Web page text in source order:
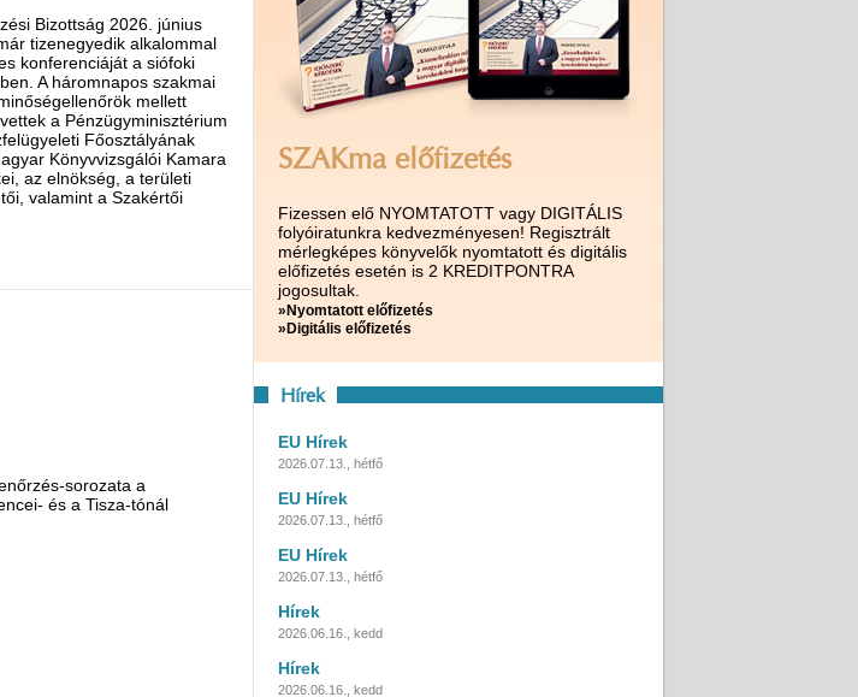
Bizottság 2026. június
tizenegyedik alkalommal
konferenciáját a siófoki
A háromnapos szakmai
mellett
a Pénzügyminisztérium
Főosztályának
Könyvvizsgálói Kamara
az elnökség, a területi
valamint a Szakértői
sorozata a
és a Tisza-tónál
SZAKma előfizetés
Fizessen elő NYOMTATOTT vagy DIGITÁLIS
folyóiratunkra kedvezményesen! Regisztrált
mérlegképes könyvelők nyomtatott és digitális
előfizetés esetén is 2 KREDITPONTRA
jogosultak.
»Nyomtatott előfizetés
»Digitális előfizetés
Hírek
EU Hírek
2026.07.13., hétfő
EU Hírek
2026.07.13., hétfő
EU Hírek
2026.07.13., hétfő
Hírek
2026.06.16., kedd
Hírek
2026.06.16., kedd